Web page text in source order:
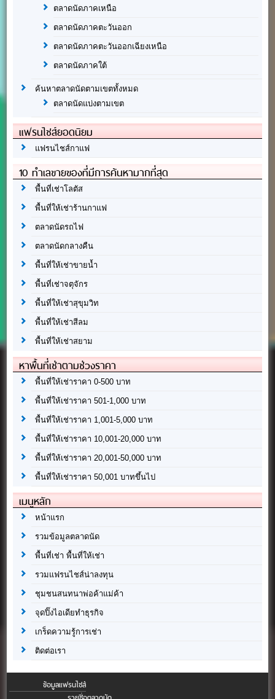
ตลาดนัดภาคเหนือ
ตลาดนัดภาคตะวันออก
ตลาดนัดภาคตะวันออกเฉียงเหนือ
ตลาดนัดภาคใต้
ค้นหาตลาดนัดตามเขตทั้งหมด
ตลาดนัดแบ่งตามเขต
แฟรนไชส์ยอดนิยม
แฟรนไชส์กาแฟ
10 ทำเลขายของที่มีการค้นหามากที่สุด
พื้นที่เช่าโลตัส
พื้นที่ให้เช่าร้านกาแฟ
ตลาดนัดรถไฟ
ตลาดนัดกลางคืน
พื้นที่ให้เช่าขายน้ำ
พื้นที่เช่าจตุจักร
พื้นที่ให้เช่าสุขุมวิท
พื้นที่ให้เช่าสีลม
พื้นที่ให้เช่าสยาม
หาพื้นที่เช่าตามช่วงราคา
พื้นที่ให้เช่าราคา 0-500 บาท
พื้นที่ให้เช่าราคา 501-1,000 บาท
พื้นที่ให้เช่าราคา 1,001-5,000 บาท
พื้นที่ให้เช่าราคา 10,001-20,000 บาท
พื้นที่ให้เช่าราคา 20,001-50,000 บาท
พื้นที่ให้เช่าราคา 50,001 บาทขึ้นไป
เมนูหลัก
หน้าแรก
รวมข้อมูลตลาดนัด
พื้นที่เช่า พื้นที่ให้เช่า
รวมแฟรนไชส์น่าลงทุน
ชุมชนสนทนาพ่อค้าแม่ค้า
จุดปิ๊งไอเดียทำธุรกิจ
เกร็ดความรู้การเช่า
ติดต่อเรา
ข้อมูลแฟรนไชส์